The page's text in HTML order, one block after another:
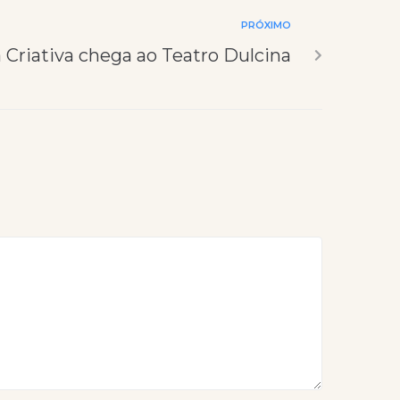
PRÓXIMO
Criativa chega ao Teatro Dulcina